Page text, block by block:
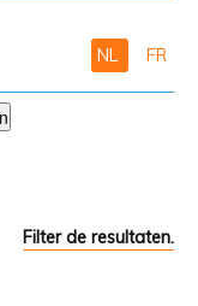
NL FR
Filter de resultaten.